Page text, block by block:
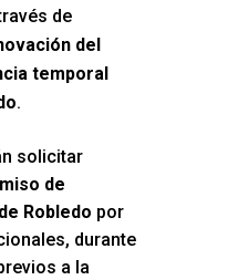
de
del
temporal
.
solicitar
de
Robledo por
durante
a la